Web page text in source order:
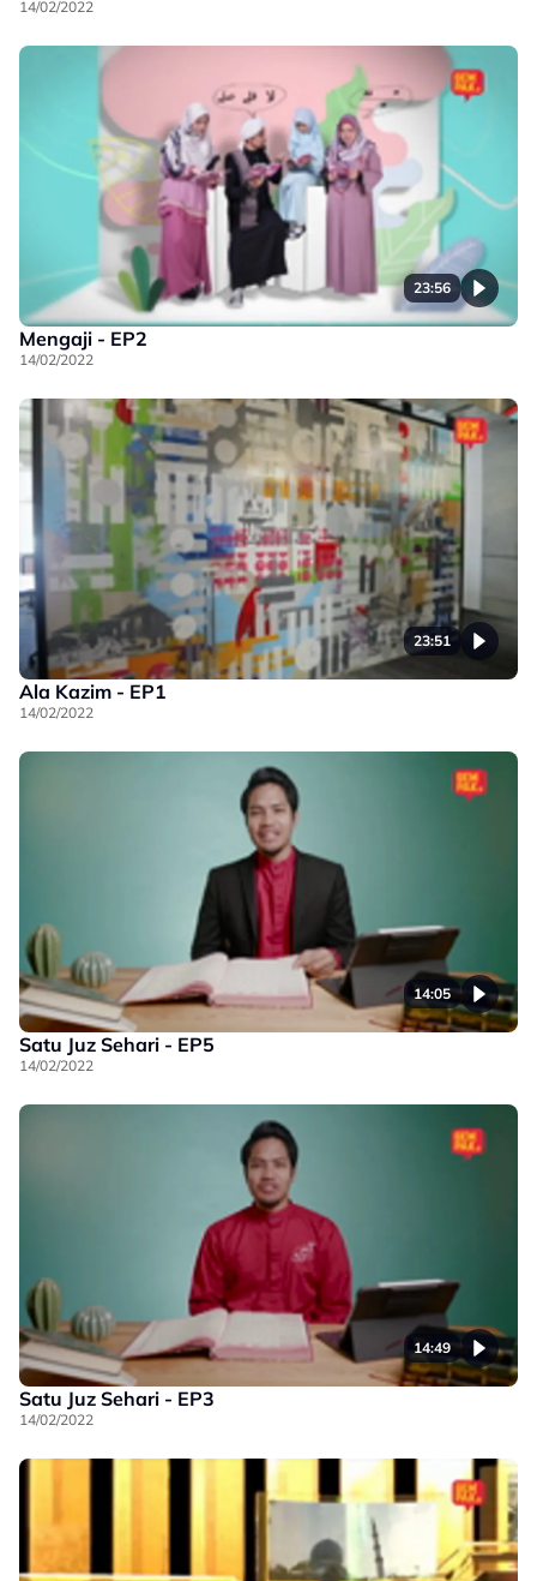
14/02/2022
23:56
Mengaji - EP2
14/02/2022
23:51
Ala Kazim - EP1
14/02/2022
14:05
Satu Juz Sehari - EP5
14/02/2022
14:49
Satu Juz Sehari - EP3
14/02/2022